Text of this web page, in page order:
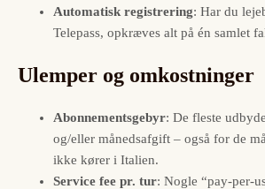
Automatisk registrering: Har du
Telepass, opkræves alt på én samlet
Ulemper og omkostninger
Abonnementsgebyr: De fleste
og/eller månedsafgift – også for de
ikke kører i Italien.
Service fee pr. tur: Nogle “pay-per-